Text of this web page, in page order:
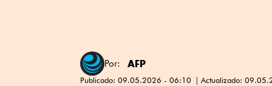
Por: AFP
Publicado: 09.05.2026 - 06:10 Actualizado: